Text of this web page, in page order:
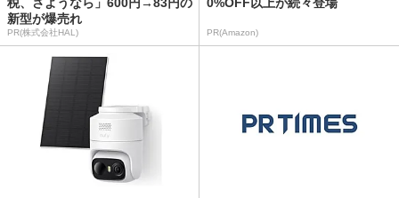
新型が爆売れ
PR(株式会社HAL) PR(Amazon)